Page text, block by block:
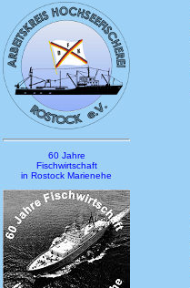
60 Jahre
Fischwirtschaft
in Rostock Marienehe